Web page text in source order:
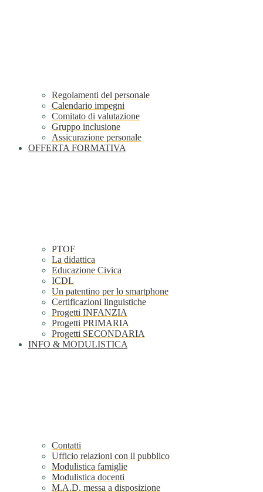
Regolamenti del personale
Calendario impegni
Comitato di valutazione
Gruppo inclusione
Assicurazione personale
OFFERTA FORMATIVA
PTOF
La didattica
Educazione Civica
ICDL
Un patentino per lo smartphone
Certificazioni linguistiche
Progetti INFANZIA
Progetti PRIMARIA
Progetti SECONDARIA
INFO & MODULISTICA
Contatti
Ufficio relazioni con il pubblico
Modulistica famiglie
Modulistica docenti
M.A.D. messa a disposizione